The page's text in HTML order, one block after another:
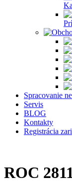
Spracovanie
Servis
BLOG
Kontakty
Registrácia
ROC